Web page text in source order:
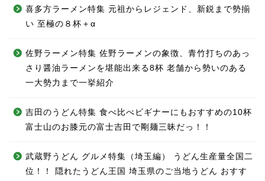
喜多方ラーメン特集 元祖からレジェンド、新鋭まで勢揃
い 至極の８杯＋α
佐野ラーメン特集 佐野ラーメンの象徴、青竹打ちのあっ
さり醤油ラーメンを堪能出来る8杯 老舗から勢いのある
一大勢力まで一挙紹介
吉田のうどん特集 食べ比べビギナーにもおすすめの10杯
富士山のお膝元の富士吉田で剛麺三昧だっ！！
武蔵野うどん グルメ特集（埼玉編） うどん生産量全国二
位！！ 隠れたうどん王国 埼玉県のご当地うどん おすす